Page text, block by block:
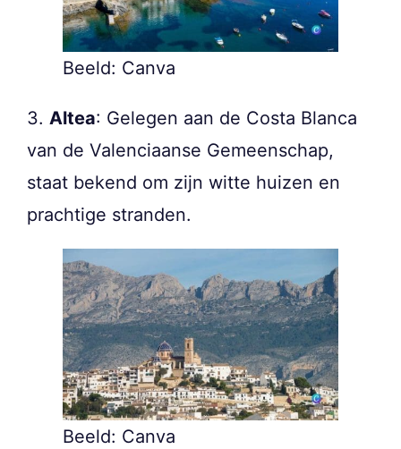
Beeld: Canva
3. Altea: Gelegen aan de Costa Blanca
van de Valenciaanse Gemeenschap,
staat bekend om zijn witte huizen en
prachtige stranden.
Beeld: Canva